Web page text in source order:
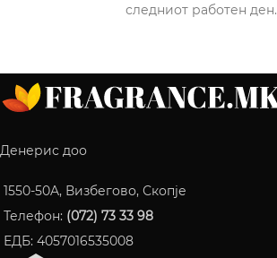
следниот работен ден.
Денерис доо
1550-50A, Визбегово, Скопје
Телефон: (072) 73 33 98
ЕДБ: 4057016535008